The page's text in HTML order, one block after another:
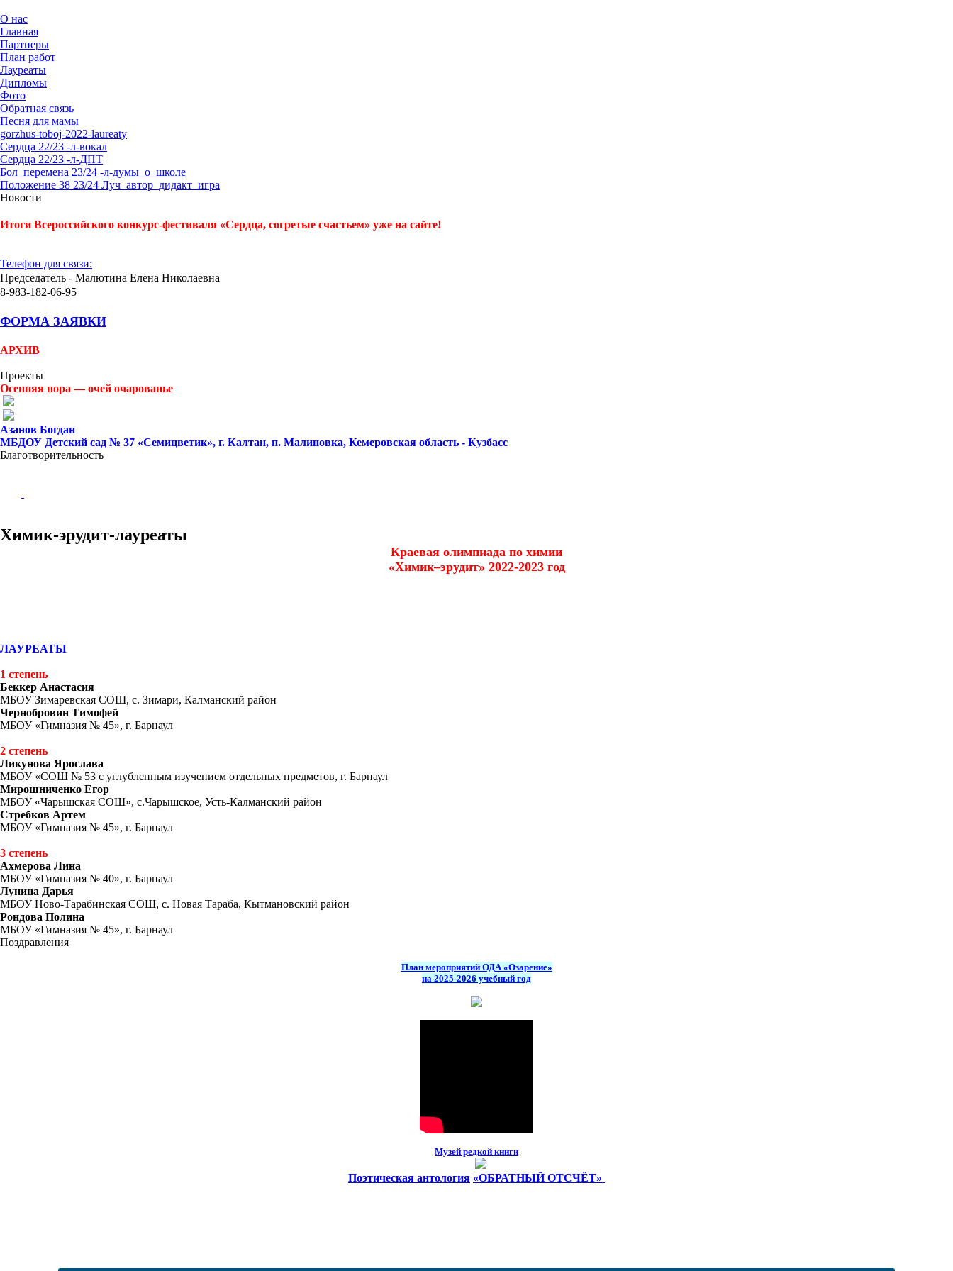
О нас
Главная
Партнеры
План работ
Лауреаты
Дипломы
Фото
Обратная связь
Песня для мамы
gorzhus-toboj-2022-laureaty
Сердца 22/23 -л-вокал
Сердца 22/23 -л-ДПТ
Бол_перемена 23/24 -л-думы_о_школе
Положение 38 23/24 Луч_автор_дидакт_игра
Новости
Итоги Всероссийского конкурс-фестиваля «Сердца, согретые счастьем» уже на сайте!
Телефон для связи:
Председатель - Малютина Елена Николаевна
8-983-182-06-95
ФОРМА ЗАЯВКИ
АРХИВ
Проекты
Осенняя пора — очей очарованье
Азанов Богдан
МБДОУ Детский сад № 37 «Семицветик», г. Калтан, п. Малиновка, Кемеровская область - Кузбасс
Благотворительность
Химик-эрудит-лауреаты
Краевая олимпиада по химии
«Химик–эрудит» 2022-2023 год
ЛАУРЕАТЫ
1 степень
Беккер Анастасия
МБОУ Зимаревская СОШ, с. Зимари, Калманский район
Чернобровин Тимофей
МБОУ «Гимназия № 45», г. Барнаул
2 степень
Ликунова Ярослава
МБОУ «СОШ № 53 с углубленным изучением отдельных предметов, г. Барнаул
Мирошниченко Егор
МБОУ «Чарышская СОШ», с.Чарышское, Усть-Калманский район
Стребков Артем
МБОУ «Гимназия № 45», г. Барнаул
3 степень
Ахмерова Лина
МБОУ «Гимназия № 40», г. Барнаул
Лунина Дарья
МБОУ Ново-Тарабинская СОШ, с. Новая Тараба, Кытмановский район
Рондова Полина
МБОУ «Гимназия № 45», г. Барнаул
Поздравления
План мероприятий ОДА «Озарение»
на 2025-2026 учебный год
Музей редкой книги
Поэтическая антология «ОБРАТНЫЙ ОТСЧЁТ»